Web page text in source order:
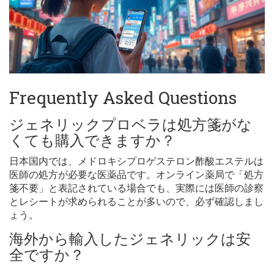
Frequently Asked Questions
ジェネリックプロベラは処方箋がな
くても購入できますか？
日本国内では、メドロキシプロゲステロン酢酸エステルは
医師の処方が必要な医薬品です。オンライン薬局で「処方
箋不要」と表記されている場合でも、実際には医師の診察
とレシートが求められることが多いので、必ず確認しまし
ょう。
海外から輸入したジェネリックは安
全ですか？